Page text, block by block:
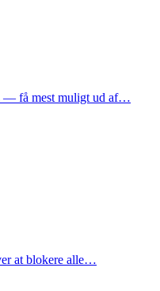
— få mest muligt ud af…
at blokere alle…